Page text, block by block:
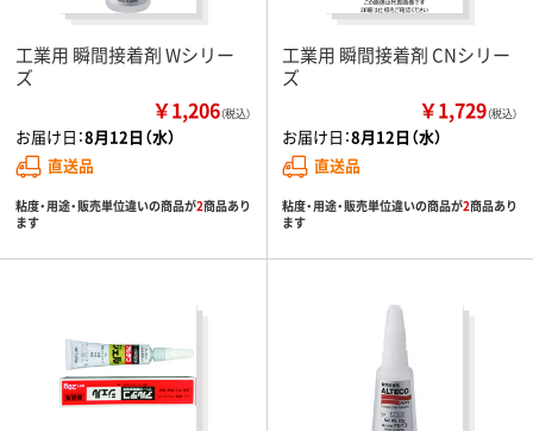
工業用 瞬間接着剤 Wシリー
ズ
￥1,206（税込）
お届け日：8月12日（水）
直送品
粘度・用途・販売単位違いの商品が2商品あり
ます
工業用 瞬間接着剤 CNシリー
ズ
￥1,729（税込）
お届け日：8月12日（水）
直送品
粘度・用途・販売単位違いの商品が2商品あり
ます